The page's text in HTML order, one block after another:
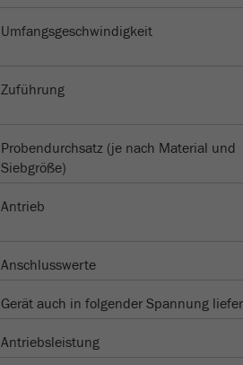
Umfangsgeschwindigkeit
Zuführung
Probendurchsatz (je nach Material und
Siebgröße)
Antrieb
Anschlusswerte
Gerät auch in folgender Spannung
Antriebsleistung